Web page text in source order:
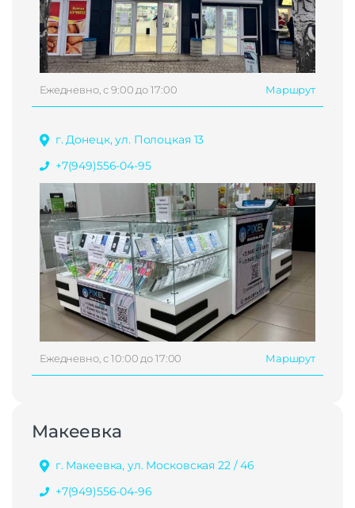
Ежедневно, с 9:00 до 17:00 Маршрут
г. Донецк, ул. Полоцкая 13
+7(949)556-04-95
Ежедневно, с 10:00 до 17:00 Маршрут
Макеевка
г. Макеевка, ул. Московская 22 / 46
+7(949)556-04-96